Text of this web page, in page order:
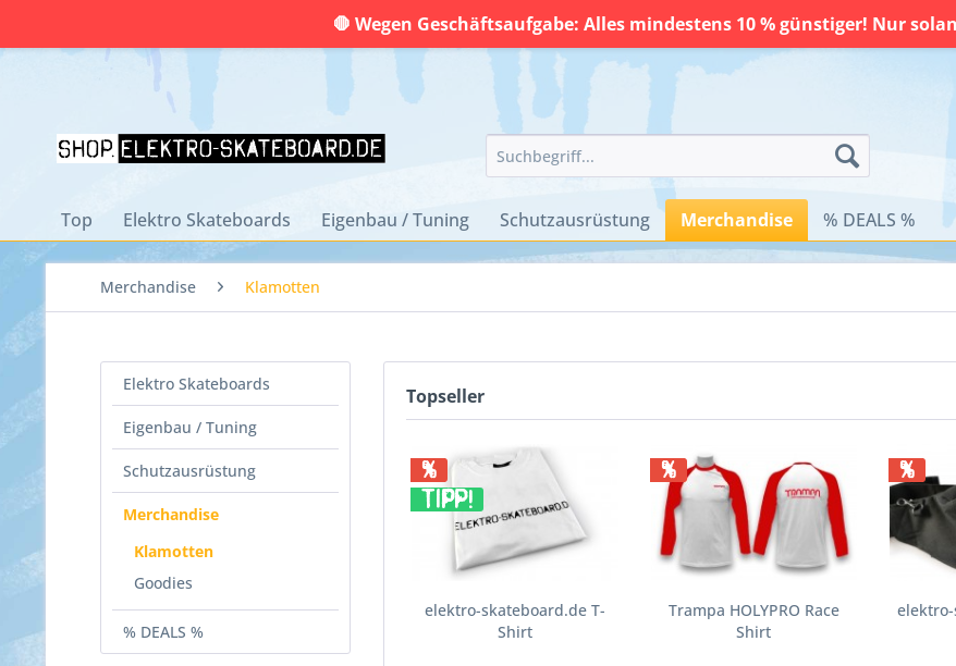
🛑 Wegen Geschäftsaufgabe: Alles mindestens 10 % günstiger! Nur
Top Elektro Skateboards Eigenbau / Tuning Schutzausrüstung Merchandise % DEALS %
Merchandise Klamotten
Elektro Skateboards
Eigenbau / Tuning
Schutzausrüstung
Merchandise
Klamotten
Goodies
% DEALS %
Topseller
%
TIPP!
elektro-skateboard.de T-
Shirt
%
Trampa HOLYPRO Race
Shirt
%